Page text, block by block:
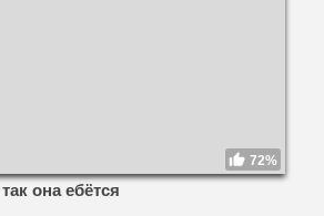
72%
она ебётся